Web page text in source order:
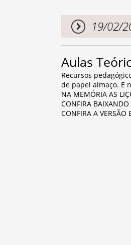
19/02/
Aulas
Recursos
de papel almaço. E
NA MEMÓRIA AS
CONFIRA
CONFIRA A VERSÃO